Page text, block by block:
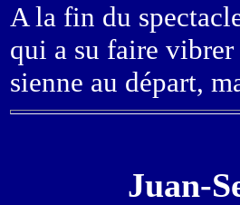
A la fin du
qui a su faire vibrer
sienne au départ,
Juan-